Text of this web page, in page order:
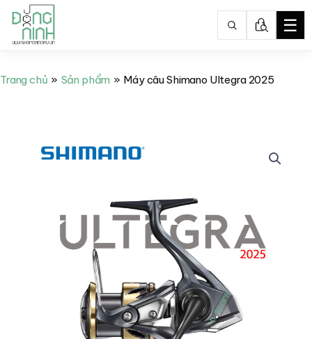
tới
☰
Trang chủ Sản phẩm Máy câu Shimano Ultegra 2025